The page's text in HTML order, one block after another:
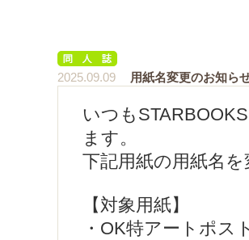
2025.09.09 用紙名変更のお知ら
いつも
ます。
下記用紙の用紙名
【対象用紙】
・OK特アートポス